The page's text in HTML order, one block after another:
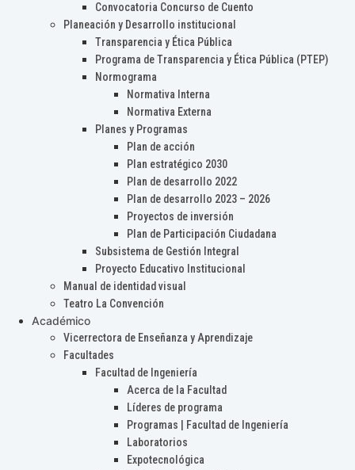
Convocatoria Concurso de Cuento
Planeación y Desarrollo institucional
Transparencia y Ética Pública
Programa de Transparencia y Ética Pública (PTEP)
Normograma
Normativa Interna
Normativa Externa
Planes y Programas
Plan de acción
Plan estratégico 2030
Plan de desarrollo 2022
Plan de desarrollo 2023 – 2026
Proyectos de inversión
Plan de Participación Ciudadana
Subsistema de Gestión Integral
Proyecto Educativo Institucional
Manual de identidad visual
Teatro La Convención
Académico
Vicerrectora de Enseñanza y Aprendizaje
Facultades
Facultad de Ingeniería
Acerca de la Facultad
Líderes de programa
Programas | Facultad de Ingeniería
Laboratorios
Expotecnológica